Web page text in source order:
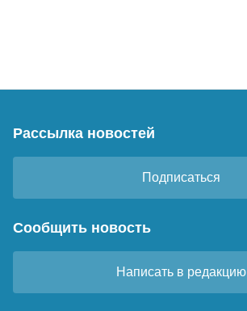
Рассылка новостей
Подписаться
Сообщить новость
Написать в редакцию